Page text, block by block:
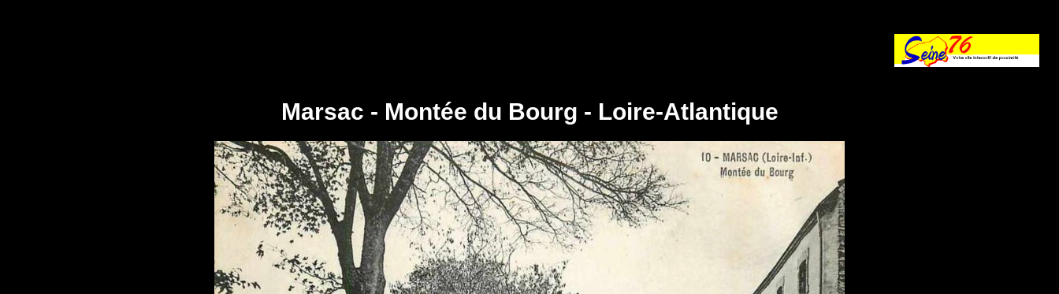
Marsac - Montée du Bourg - Loire-Atlantique